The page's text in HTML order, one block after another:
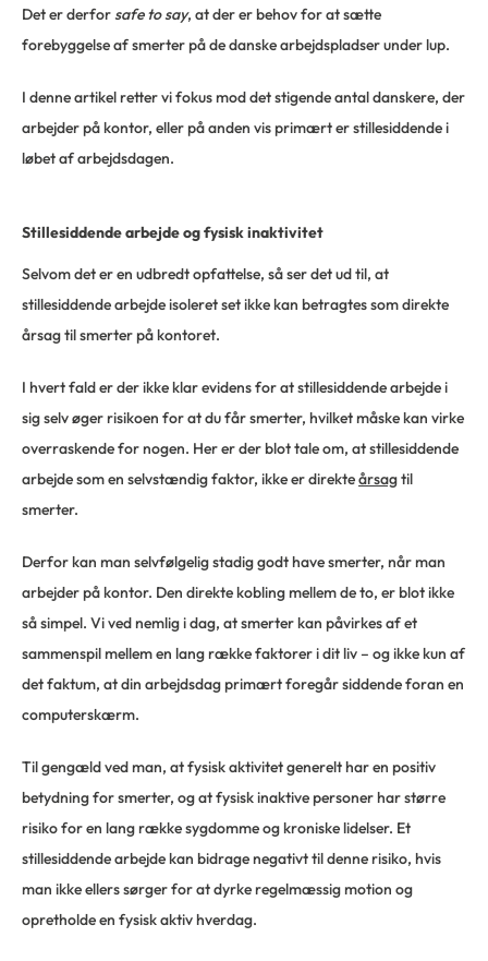
Det er derforsafe to say, at der er behov for at sætte
forebyggelse af smerter på de danske arbejdspladser under lup.
I denne artikel retter vi fokus mod det stigende antal danskere, der
arbejder på kontor, eller på anden vis primært er stillesiddende i
løbet af arbejdsdagen.
Stillesiddende arbejde og fysisk inaktivitet
Selvom det er en udbredt opfattelse, så ser det ud til, at
stillesiddende arbejde isoleret set ikke kan betragtes som direkte
årsag til smerter på kontoret.
I hvert fald er der ikke klar evidens for at stillesiddende arbejde i
sig selv øger risikoen for at du får smerter, hvilket måske kan virke
overraskende for nogen. Her er der blot tale om, at stillesiddende
arbejde som en selvstændig faktor, ikke er direkteårsagtil
smerter.
Derfor kan man selvfølgelig stadig godt have smerter, når man
arbejder på kontor. Den direkte kobling mellem de to, er blot ikke
så simpel. Vi ved nemlig i dag, at smerter kan påvirkes af et
sammenspil mellem en lang række faktorer i dit liv – og ikke kun af
det faktum, at din arbejdsdag primært foregår siddende foran en
computerskærm.
Til gengæld ved man, at fysisk aktivitet generelt har en positiv
betydning for smerter, og at fysisk inaktive personer har større
risiko for en lang række sygdomme og kroniske lidelser. Et
stillesiddende arbejde kan bidrage negativt til denne risiko, hvis
man ikke ellers sørger for at dyrke regelmæssig motion og
opretholde en fysisk aktiv hverdag.